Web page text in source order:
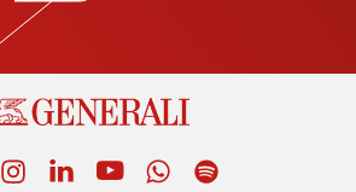
Facebook
Instagram
LinkedIn
YouTubeWhatsApp